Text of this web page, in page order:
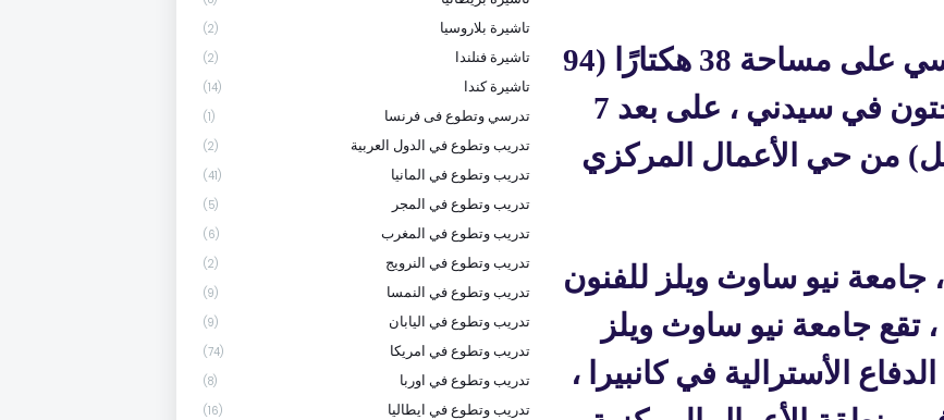
يقع الحرم الجامعي الرئيسي على مساحة 38 هكتارًا (94
فدانًا) في ضاحية كينسينجتون في سيدني ، على بعد 7
(حوالي 4.3 ميل) من حي الأعمال المركزي
، جامعة نيو ساوث ويلز للفنون
تقع جامعة نيو ساوث ويلز
الأسترالية في كانبيرا ،
تاشيرة بلاروسيا (2)
تاشيرة فنلندا (2)
تاشيرة كندا (14)
تدرسي وتطوع فى فرنسا (1)
تدريب وتطوع في الدول العربية (2)
تدريب وتطوع في المانيا (41)
تدريب وتطوع في المجر (5)
تدريب وتطوع في المغرب (6)
تدريب وتطوع في النرويج (2)
تدريب وتطوع في النمسا (9)
تدريب وتطوع في اليابان (9)
تدريب وتطوع في امريكا (74)
تدريب وتطوع في اوربا (8)
تدريب وتطوع في ايطاليا (16)